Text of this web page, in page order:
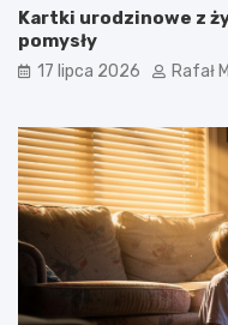
Kartki urodzinowe z
pomysły
17 lipca 2026 Rafał